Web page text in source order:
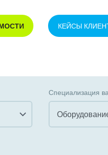
КЕЙСЫ
Специализация